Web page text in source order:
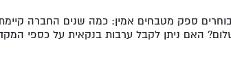
ספק מטבחים אמין: כמה שנים החברה
האם ניתן לקבל ערבות בנקאית על כספי